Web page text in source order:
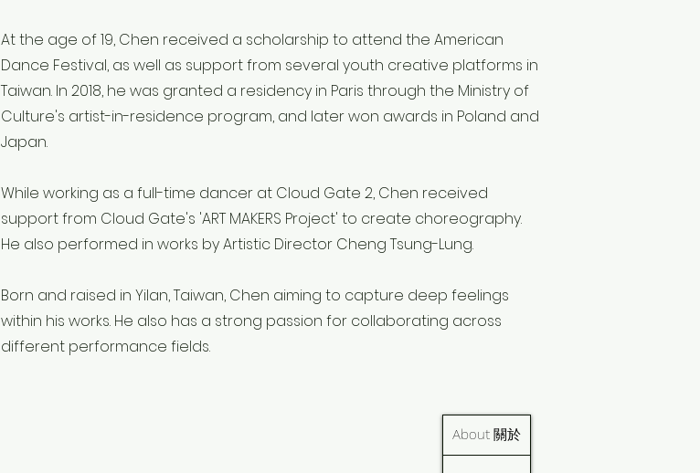
At the age of 19, Chen received a scholarship to attend the American
Dance Festival, as well as support from several youth creative platforms in
Taiwan. In 2018, he was granted a residency in Paris through the Ministry of
Culture's artist-in-residence program, and later won awards in Poland and
Japan.
While working as a full-time dancer at Cloud Gate 2, Chen received
support from Cloud Gate's 'ART MAKERS Project' to create choreography.
He also performed in works by Artistic Director Cheng Tsung-Lung.
Born and raised in Yilan, Taiwan, Chen aiming to capture deep feelings
within his works. He also has a strong passion for collaborating across
different performance fields.
About 關於